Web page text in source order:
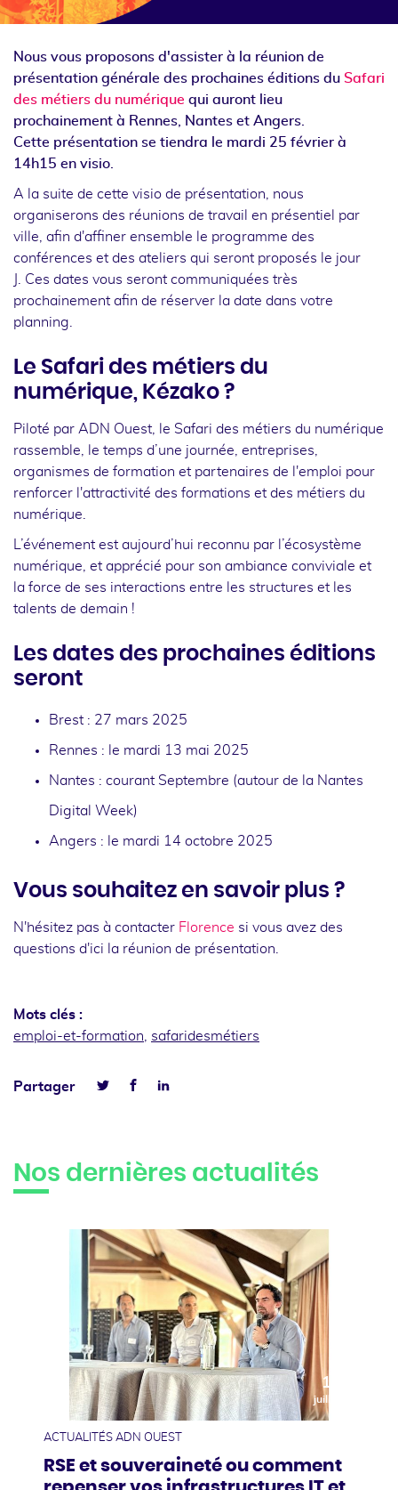
Nous vous proposons d'assister à la réunion de
présentation générale des prochaines éditions du Safari
des métiers du numérique qui auront lieu
prochainement à Rennes, Nantes et Angers.
Cette présentation se tiendra le mardi 25 février à
14h15 en visio.
A la suite de cette visio de présentation, nous
organiserons des réunions de travail en présentiel par
ville, afin d'affiner ensemble le programme des
conférences et des ateliers qui seront proposés le jour
J. Ces dates vous seront communiquées très
prochainement afin de réserver la date dans votre
planning.
Le Safari des métiers du
numérique, Kézako ?
Piloté par ADN Ouest, le Safari des métiers du numérique
rassemble, le temps d’une journée, entreprises,
organismes de formation et partenaires de l'emploi pour
renforcer l'attractivité des formations et des métiers du
numérique.
L’événement est aujourd’hui reconnu par l’écosystème
numérique, et apprécié pour son ambiance conviviale et
la force de ses interactions entre les structures et les
talents de demain !
Les dates des prochaines éditions
seront
Brest : 27 mars 2025
Rennes : le mardi 13 mai 2025
Nantes : courant Septembre (autour de la Nantes
Digital Week)
Angers : le mardi 14 octobre 2025
Vous souhaitez en savoir plus ?
N'hésitez pas à contacter Florence si vous avez des
questions d'ici la réunion de présentation.
Mots clés :
emploi-et-formation
safaridesmétiers
Partager
FacebookLinkedin
Nos dernières actualités
10
juillet
ACTUALITÉS ADN OUEST
RSE et souveraineté ou comment